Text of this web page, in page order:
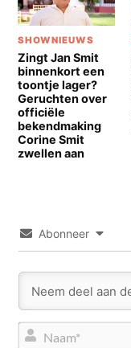
SHOWNIEUWS
Zingt Jan Smit
binnenkort een
toontje lager?
Geruchten over
officiële
bekendmaking
Corine Smit
zwellen aan
Abonneer